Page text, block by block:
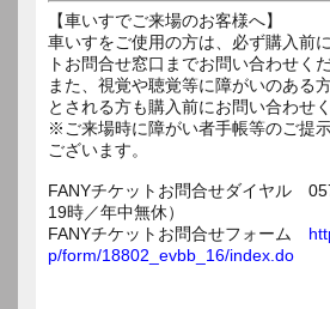
【車いすでご来場のお客様へ】
車いすをご使用の方は、必ず購入前
トお問合せ窓口までお問い合わせくだ
また、視覚や聴覚等に障がいのある
とされる方も購入前にお問い合わせく
※ご来場時に障がい者手帳等のご提
ございます。
FANYチケットお問合せダイヤル
19時／年中無休）
FANYチケットお問合せフォーム
p/form/18802_evbb_16/index.do